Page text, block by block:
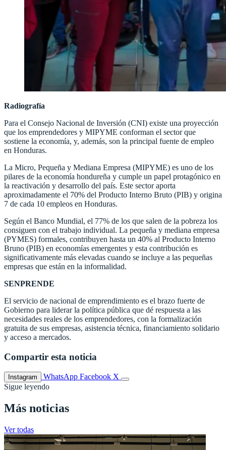
Radiografía
Para el Consejo Nacional de Inversión (CNI) existe una proyección
que los emprendedores y MIPYME conforman el sector que
sostiene la economía, y, además, son la principal fuente de empleo
en Honduras.
La Micro, Pequeña y Mediana Empresa (MIPYME) es uno de los
pilares de la economía hondureña y cumple un papel protagónico en
la reactivación y desarrollo del país. Este sector aporta
aproximadamente el 70% del Producto Interno Bruto (PIB) y origina
7 de cada 10 empleos en Honduras.
Según el Banco Mundial, el 77% de los que salen de la pobreza los
consiguen con el trabajo individual. La pequeña y mediana empresa
(PYMES) formales, contribuyen hasta un 40% al Producto Interno
Bruno (PIB) en economías emergentes y esta contribución es
significativamente más elevadas cuando se incluye a las pequeñas
empresas que están en la informalidad.
SENPRENDE
El servicio de nacional de emprendimiento es el brazo fuerte de
Gobierno para liderar la política pública que dé respuesta a las
necesidades reales de los emprendedores, con la formalización
gratuita de sus empresas, asistencia técnica, financiamiento solidario
y acceso a mercados.
Compartir esta noticia
Instagram WhatsApp Facebook X
Sigue leyendo
Más noticias
Ver todas